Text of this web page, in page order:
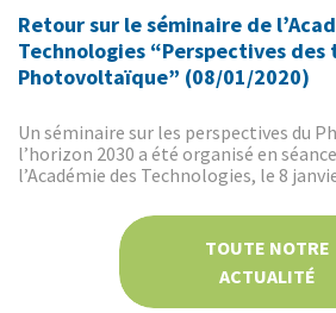
Retour sur le séminaire de
Technologies “Perspectives des
Photovoltaïque” (08/01/2020)
Un séminaire sur les perspectives du
l’horizon 2030 a été organisé en
l’Académie des Technologies, le 8
TOUTE NOTRE
ACTUALITÉ